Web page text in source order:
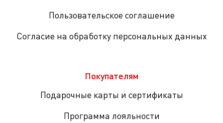
Пользовательское соглашение
Согласие на обработку персональных данных
Покупателям
Подарочные карты и сертификаты
Программа лояльности